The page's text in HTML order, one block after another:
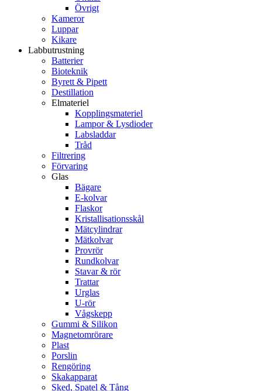
Övrigt
Kameror
Luppar
Kikare
Labbutrustning
Batterier
Bioteknik
Byrett & Pipett
Destillation
Elmateriel
Kopplingsmateriel
Lampor & Lysdioder
Labsladdar
Tråd
Filtrering
Förvaring
Glas
Bägare
E-kolvar
Flaskor
Kristallisationsskål
Mätcylindrar
Mätkolvar
Provrör
Rundkolvar
Stavar & rör
Trattar
Urglas
U-rör
Vågskepp
Gummi & Silikon
Magnetomrörare
Plast
Porslin
Rengöring
Skakapparat
Sked, Spatel & Tång